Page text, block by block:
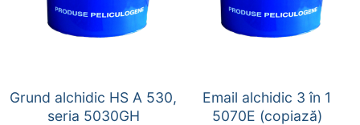
Grund alchidic HS A 530,
seria 5030GH
Email alchidic 3 în 1
5070E (copiază)